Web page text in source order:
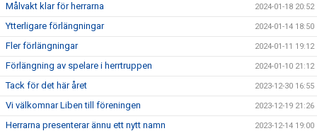
Målvakt klar för herrarna 2024-01-18 20:52
Ytterligare förlängningar 2024-01-14 18:50
Fler förlängningar 2024-01-11 19:12
Förlängning av spelare i herrtruppen 2024-01-10 21:12
Tack för det här året 2023-12-30 16:55
Vi välkomnar Liben till föreningen 2023-12-19 21:26
Herrarna presenterar ännu ett nytt namn 2023-12-14 19:00